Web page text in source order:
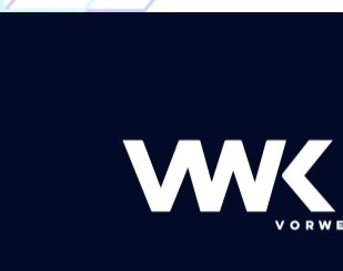
Alternative: